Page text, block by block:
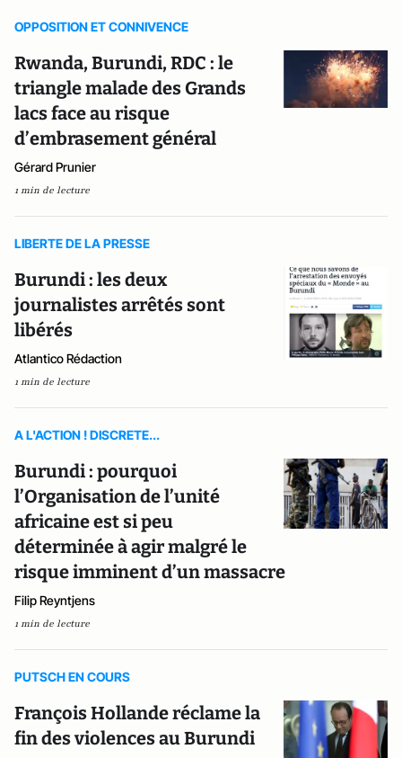
OPPOSITION ET CONNIVENCE
Rwanda, Burundi, RDC : le
triangle malade des Grands
lacs face au risque
d’embrasement général
Gérard Prunier
1 min de lecture
LIBERTE DE LA PRESSE
Burundi : les deux
journalistes arrêtés sont
libérés
Atlantico Rédaction
1 min de lecture
A L'ACTION ! DISCRETE...
Burundi : pourquoi
l’Organisation de l’unité
africaine est si peu
déterminée à agir malgré le
risque imminent d’un massacre
Filip Reyntjens
1 min de lecture
PUTSCH EN COURS
François Hollande réclame la
fin des violences au Burundi